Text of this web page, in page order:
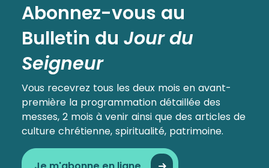
Abonnez-vous au
Bulletin du Jour du
Seigneur
Vous recevrez tous les deux mois en avant-
première la programmation détaillée des
messes, 2 mois à venir ainsi que des articles de
culture chrétienne, spiritualité, patrimoine.